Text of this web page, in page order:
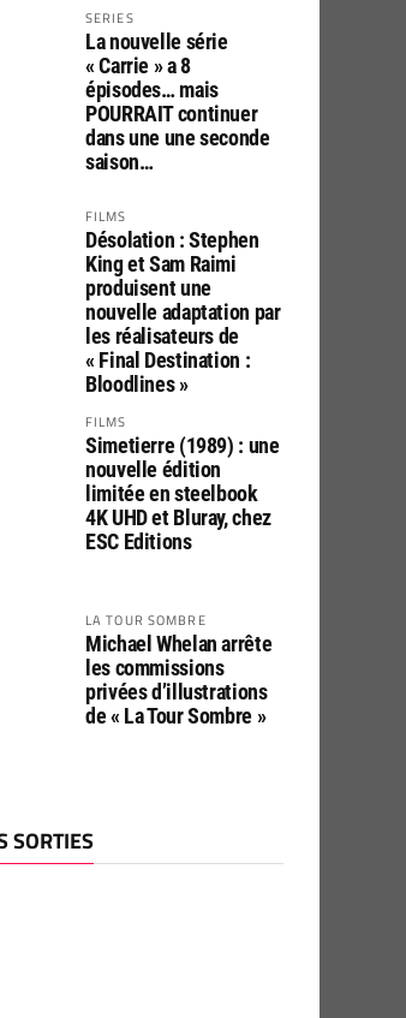
SERIES
La nouvelle série
« Carrie » a 8
épisodes… mais
POURRAIT continuer
dans une une seconde
saison…
FILMS
Désolation : Stephen
King et Sam Raimi
produisent une
nouvelle adaptation par
les réalisateurs de
« Final Destination :
Bloodlines »
FILMS
Simetierre (1989) : une
nouvelle édition
limitée en steelbook
4K UHD et Bluray, chez
ESC Editions
LA TOUR SOMBRE
Michael Whelan arrête
les commissions
privées d’illustrations
de « La Tour Sombre »
SORTIES